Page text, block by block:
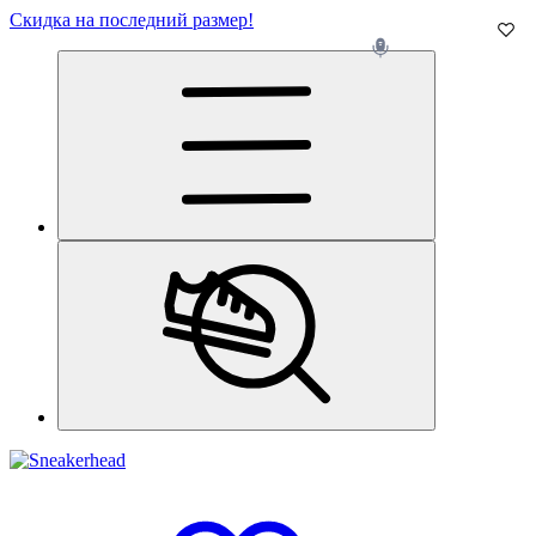
Скидка на последний размер!